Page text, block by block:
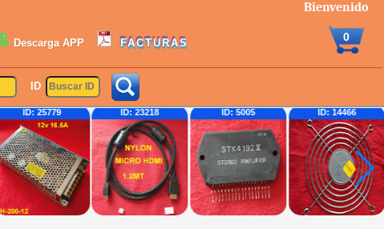
Bienvenido
Descarga APP FACTURAS 0
ID
ID: 25779 ID: 23218 ID: 5005 ID: 14466